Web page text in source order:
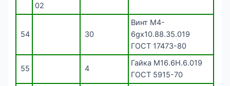
02
54 30
Винт М4-
6gх10.88.35.019
ГОСТ 17473-80
55 4
Гайка М16.6Н.6.019
ГОСТ 5915-70